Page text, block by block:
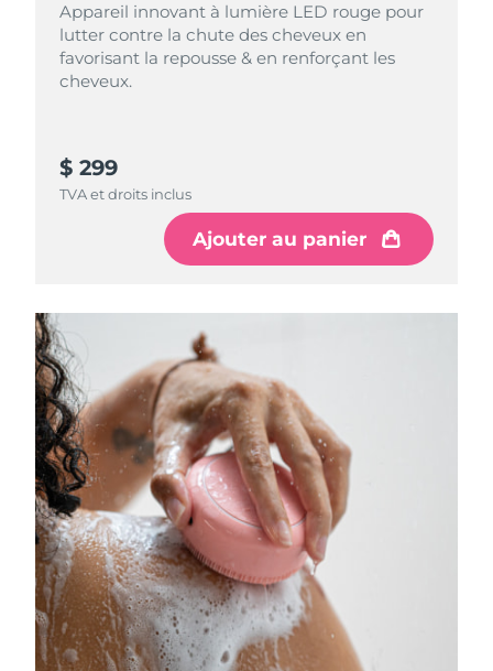
Appareil innovant à lumière LED rouge pour
lutter contre la chute des cheveux en
favorisant la repousse & en renforçant les
cheveux.
$ 299
TVA et droits inclus
Ajouter au panier